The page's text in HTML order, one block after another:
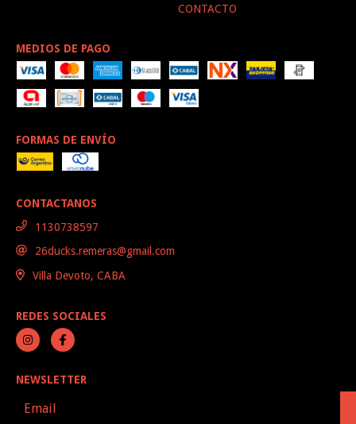
CONTACTO
MEDIOS DE PAGO
FORMAS DE ENVÍO
CONTACTANOS
1130738597
26ducks.remeras@gmail.com
Villa Devoto, CABA
REDES SOCIALES
NEWSLETTER